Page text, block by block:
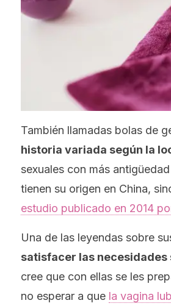
También llamadas bolas de
historia variada según la
sexuales con más
tienen su origen en China,
estudio publicado en 2014
Una de las leyendas sobre
satisfacer las necesidades
cree que con ellas se les
no esperar a que la vagina